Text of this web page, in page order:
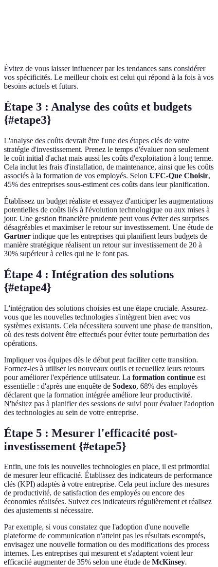
Évitez de vous laisser influencer par les tendances sans considérer
vos spécificités. Le meilleur choix est celui qui répond à la fois à vos
besoins actuels et futurs.
Étape 3 : Analyse des coûts et budgets
{#etape3}
L'analyse des coûts devrait être l'une des étapes clés de votre
stratégie d'investissement. Prenez le temps d'évaluer non seulement
le coût initial d'achat mais aussi les coûts d'exploitation à long terme.
Cela inclut les frais d'installation, de maintenance, ainsi que les coûts
associés à la formation de vos employés. Selon UFC-Que Choisir,
45% des entreprises sous-estiment ces coûts dans leur planification.
Établissez un budget réaliste et essayez d'anticiper les augmentations
potentielles de coûts liés à l'évolution technologique ou aux mises à
jour. Une gestion financière prudente peut vous éviter des surprises
désagréables et maximiser le retour sur investissement. Une étude de
Gartner indique que les entreprises qui planifient leurs budgets de
manière stratégique réalisent un retour sur investissement de 20 à
30% supérieur à celles qui ne le font pas.
Étape 4 : Intégration des solutions
{#etape4}
L'intégration des solutions choisies est une étape cruciale. Assurez-
vous que les nouvelles technologies s'intègrent bien avec vos
systèmes existants. Cela nécessitera souvent une phase de transition,
où des tests doivent être effectués pour éviter toute perturbation des
opérations.
Impliquer vos équipes dès le début peut faciliter cette transition.
Formez-les à utiliser les nouveaux outils et recueillez leurs retours
pour améliorer l'expérience utilisateur. La formation continue est
essentielle : d'après une enquête de Sodexo, 68% des employés
déclarent que la formation intégrée améliore leur productivité.
N'hésitez pas à planifier des sessions de suivi pour évaluer l'adoption
des technologies au sein de votre entreprise.
Étape 5 : Mesurer l'efficacité post-
investissement {#etape5}
Enfin, une fois les nouvelles technologies en place, il est primordial
de mesurer leur efficacité. Établissez des indicateurs de performance
clés (KPI) adaptés à votre entreprise. Cela peut inclure des mesures
de productivité, de satisfaction des employés ou encore des
économies réalisées. Suivez ces indicateurs régulièrement et réalisez
des ajustements si nécessaire.
Par exemple, si vous constatez que l'adoption d'une nouvelle
plateforme de communication n'atteint pas les résultats escomptés,
envisagez une nouvelle formation ou des modifications des process
internes. Les entreprises qui mesurent et s'adaptent voient leur
efficacité augmenter de 35% selon une étude de McKinsey.